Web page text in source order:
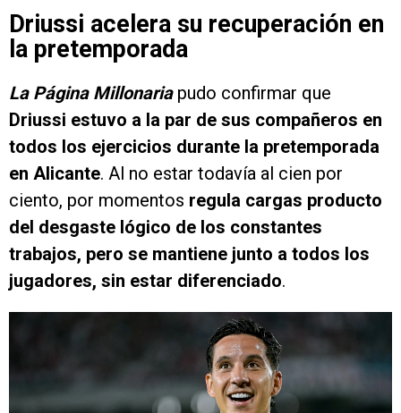
Driussi acelera su recuperación en
la pretemporada
La Página Millonariapudo confirmar que
Driussi estuvo a la par de sus compañeros en
todos los ejercicios durante la pretemporada
en Alicante. Al no estar todavía al cien por
ciento, por momentos regula cargas producto
del desgaste lógico de los constantes
trabajos, pero se mantiene junto a todos los
jugadores, sin estar diferenciado.